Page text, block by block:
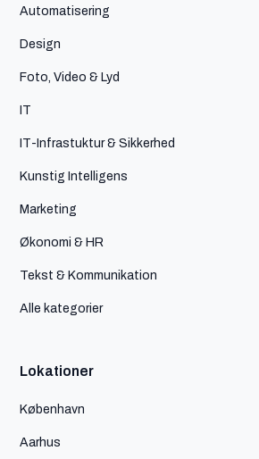
Automatisering
Design
Foto, Video & Lyd
IT
IT-Infrastuktur & Sikkerhed
Kunstig Intelligens
Marketing
Økonomi & HR
Tekst & Kommunikation
Alle kategorier
Lokationer
København
Aarhus